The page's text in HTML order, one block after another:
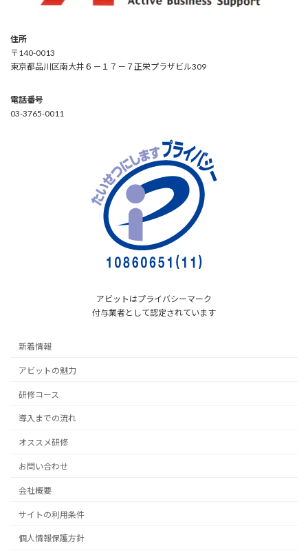
住所
〒140-0013
東京都品川区南大井６－１７－７正栄プラザビル309
電話番号
03-3765-0011
アビットはプライバシーマーク
付与業者として認定されています
新着情報
アビットの魅力
研修コース
導入までの流れ
オススメ研修
お問い合わせ
会社概要
サイトの利用条件
個人情報保護方針